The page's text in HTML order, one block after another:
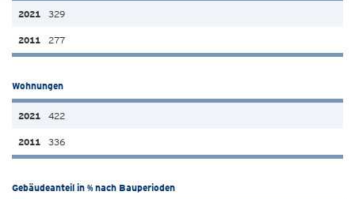
329
277
Wohnungen
422
336
Gebäudeanteil in % nach Bauperioden